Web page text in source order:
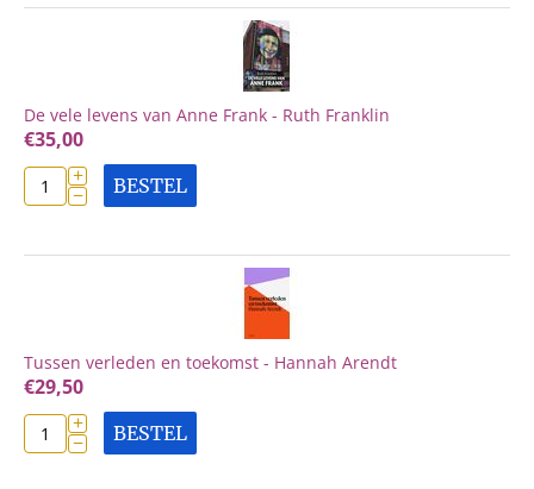
De vele levens van Anne Frank - Ruth Franklin
€35,00
+
− BESTEL
Tussen verleden en toekomst - Hannah Arendt
€29,50
+
− BESTEL